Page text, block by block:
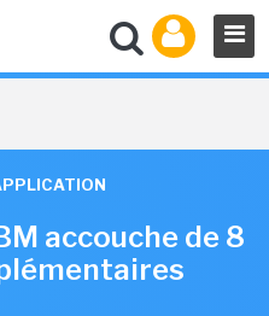
accouche de 8